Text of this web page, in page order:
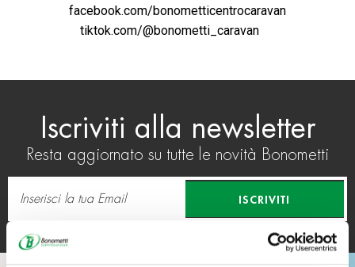
facebook.com/bonometticentrocaravan
tiktok.com/@bonometti_caravan
Iscriviti alla newsletter
Resta aggiornato su tutte le novità Bonometti
ISCRIVITI